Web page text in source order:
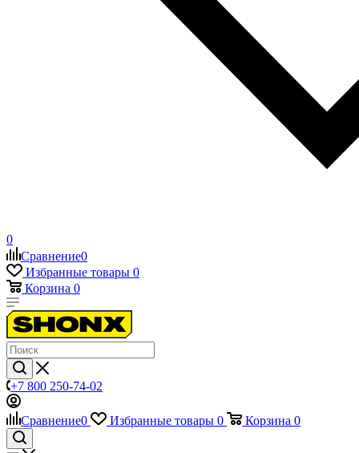
0
Сравнение0
Избранные товары 0
Корзина 0
+7 800 250-74-02
Сравнение0 Избранные товары 0 Корзина 0